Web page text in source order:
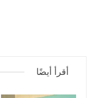
أقرأ أيضًا